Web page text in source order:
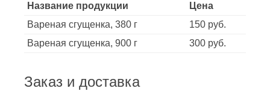
Название продукции
Цена
Вареная сгущенка, 380 г
150 руб.
Вареная сгущенка, 900 г
300 руб.
Заказ и доставка